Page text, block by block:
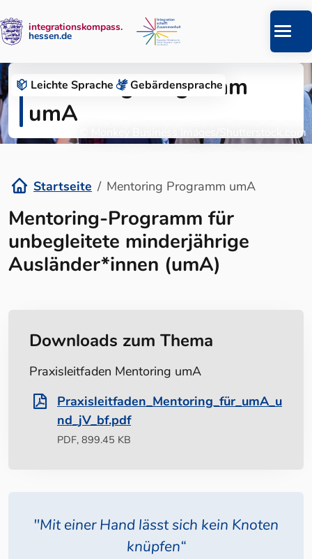
Leichte Sprache Gebärden­sprache
Zum Inhalt springen
integrationskompass.
hessen.de
Mentoring Programm
umA
© Monkey Business Images/Shutterstock.com
Startseite Mentoring Programm umA
Mentoring-Programm für
unbegleitete minderjährige
Ausländer*innen (umA)
Downloads zum Thema
Praxisleitfaden Mentoring umA
Praxisleitfaden_Mentoring_für_umA_u
nd_jV_bf.pdf
PDF, 899.45 KB
"Mit einer Hand lässt sich kein Knoten
knüpfen“